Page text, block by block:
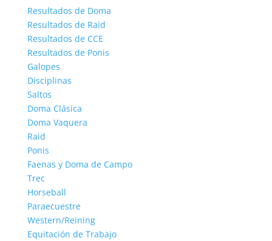
Resultados de Doma
Resultados de Raid
Resultados de CCE
Resultados de Ponis
Galopes
Disciplinas
Saltos
Doma Clásica
Doma Vaquera
Raid
Ponis
Faenas y Doma de Campo
Trec
Horseball
Paraecuestre
Western/Reining
Equitación de Trabajo